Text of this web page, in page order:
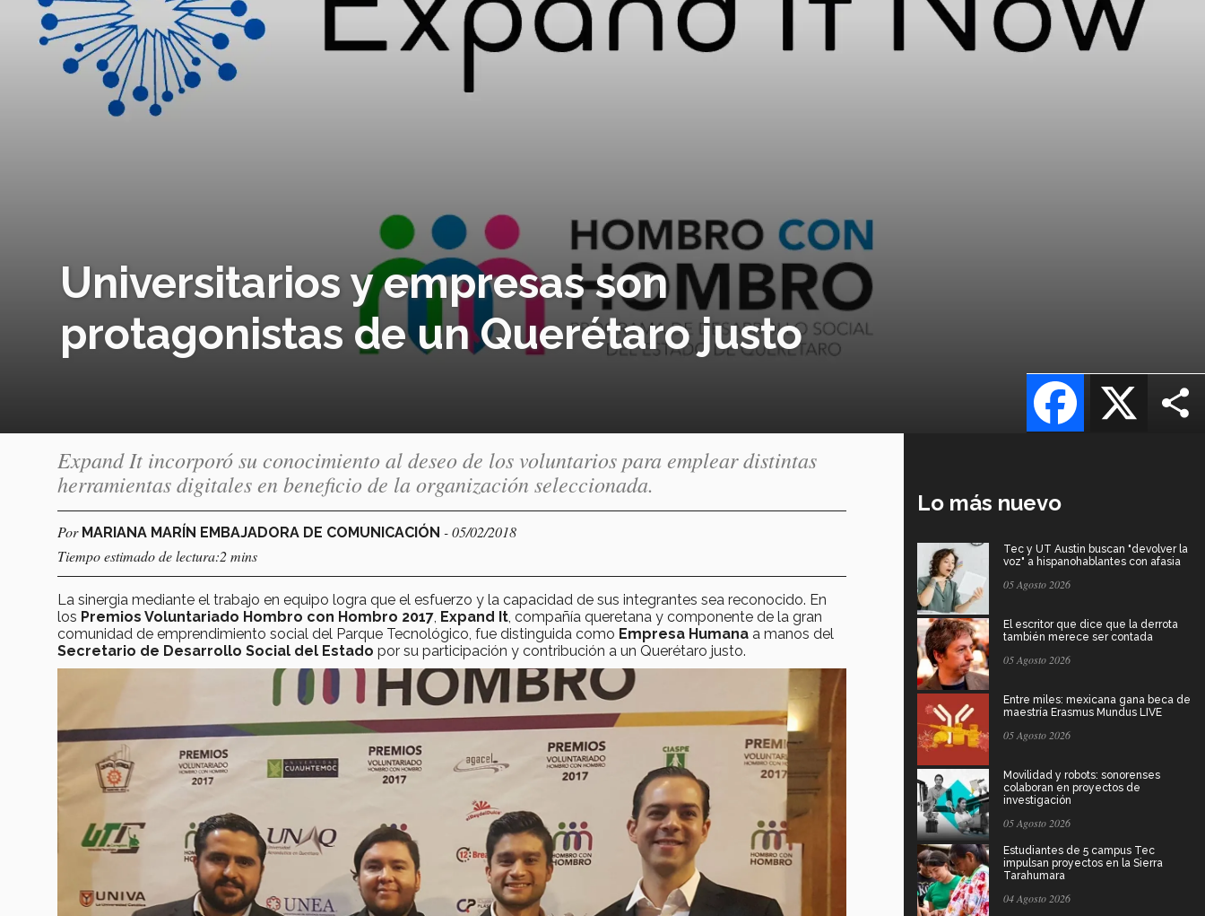
Universitarios y empresas son
protagonistas de un Querétaro justo
X
Facebook
Expand It incorporó su conocimiento al deseo de los voluntarios para emplear distintas
herramientas digitales en beneficio de la organización seleccionada.
Por MARIANA MARÍN EMBAJADORA DE COMUNICACIÓN - 05/02/2018
Tiempo estimado de lectura:2 mins
La sinergia mediante el trabajo en equipo logra que el esfuerzo y la capacidad de sus integrantes sea reconocido. En
los Premios Voluntariado Hombro con Hombro 2017 Expand It , compañía queretana y componente de la gran
comunidad de emprendimiento social del Parque Tecnológico, fue distinguida como Empresa Humana a manos del
Secretario de Desarrollo Social del Estado por su participación y contribución a un Querétaro justo.
Lo más nuevo
Tec y UT Austin buscan "devolver la
voz" a hispanohablantes con afasia
05 Agosto 2026
El escritor que dice que la derrota
también merece ser contada
05 Agosto 2026
Entre miles: mexicana gana beca de
maestría Erasmus Mundus LIVE
05 Agosto 2026
Movilidad y robots: sonorenses
colaboran en proyectos de
investigación
05 Agosto 2026
Estudiantes de 5 campus Tec
impulsan proyectos en la Sierra
Tarahumara
04 Agosto 2026